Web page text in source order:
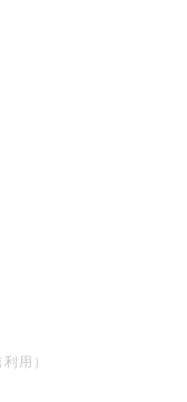
用）